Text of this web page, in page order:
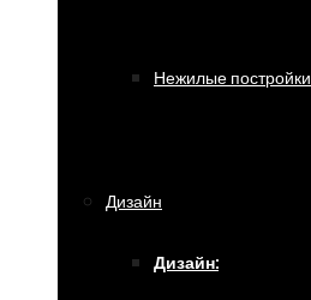
Нежилые постройки
Дизайн
Дизайн: